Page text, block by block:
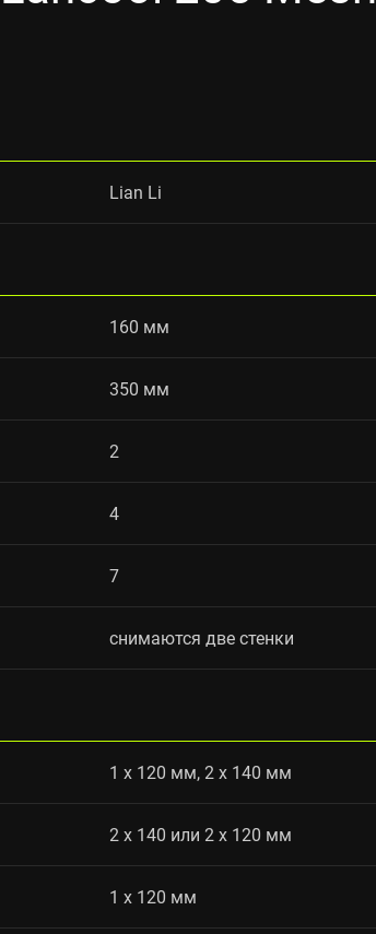
Lian Li
160 мм
350 мм
2
4
7
снимаются две стенки
1 x 120 мм, 2 x 140 мм
2 x 140 или 2 x 120 мм
1 x 120 мм